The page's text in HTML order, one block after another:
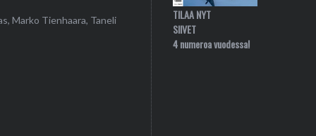
Marko Tienhaara, Taneli
TILAA NYT
SIIVET
4 numeroa vuodessa!